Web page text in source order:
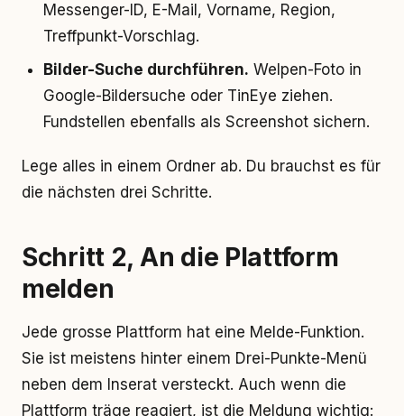
Messenger-ID, E-Mail, Vorname, Region,
Treffpunkt-Vorschlag.
Bilder-Suche durchführen. Welpen-Foto in
Google-Bildersuche oder TinEye ziehen.
Fundstellen ebenfalls als Screenshot sichern.
Lege alles in einem Ordner ab. Du brauchst es für
die nächsten drei Schritte.
Schritt 2, An die Plattform
melden
Jede grosse Plattform hat eine Melde-Funktion.
Sie ist meistens hinter einem Drei-Punkte-Menü
neben dem Inserat versteckt. Auch wenn die
Plattform träge reagiert, ist die Meldung wichtig: